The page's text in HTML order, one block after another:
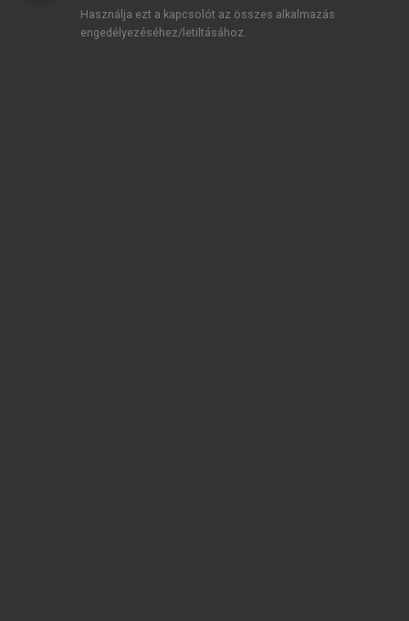
Használja ezt a kapcsolót az összes alkalmazás
engedélyezéséhez/letiltásához.